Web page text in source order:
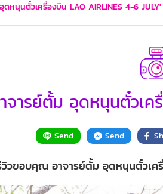
หนุนตั๋วเครื่องบิน LAO AIRLINES 4-6 JULY'
ารย์ตั้ม อุดหนุนตั๋วเค
Send Send
วขอบคุณ อาจารย์ตั้ม อุดหนุนตั๋วเครื่